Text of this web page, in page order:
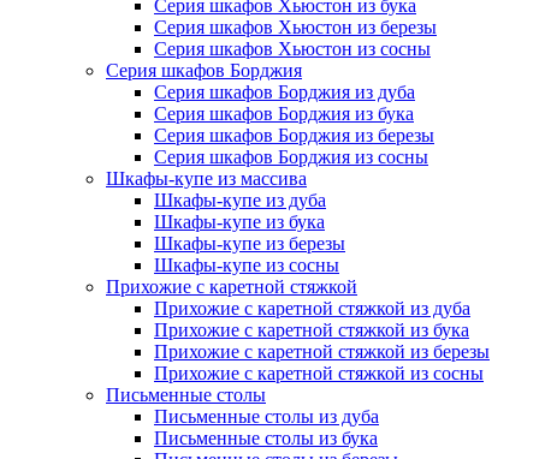
Серия шкафов Хьюстон из бука
Серия шкафов Хьюстон из березы
Серия шкафов Хьюстон из сосны
Серия шкафов Борджия
Серия шкафов Борджия из дуба
Серия шкафов Борджия из бука
Серия шкафов Борджия из березы
Серия шкафов Борджия из сосны
Шкафы-купе из массива
Шкафы-купе из дуба
Шкафы-купе из бука
Шкафы-купе из березы
Шкафы-купе из сосны
Прихожие с каретной стяжкой
Прихожие с каретной стяжкой из дуба
Прихожие с каретной стяжкой из бука
Прихожие с каретной стяжкой из березы
Прихожие с каретной стяжкой из сосны
Письменные столы
Письменные столы из дуба
Письменные столы из бука